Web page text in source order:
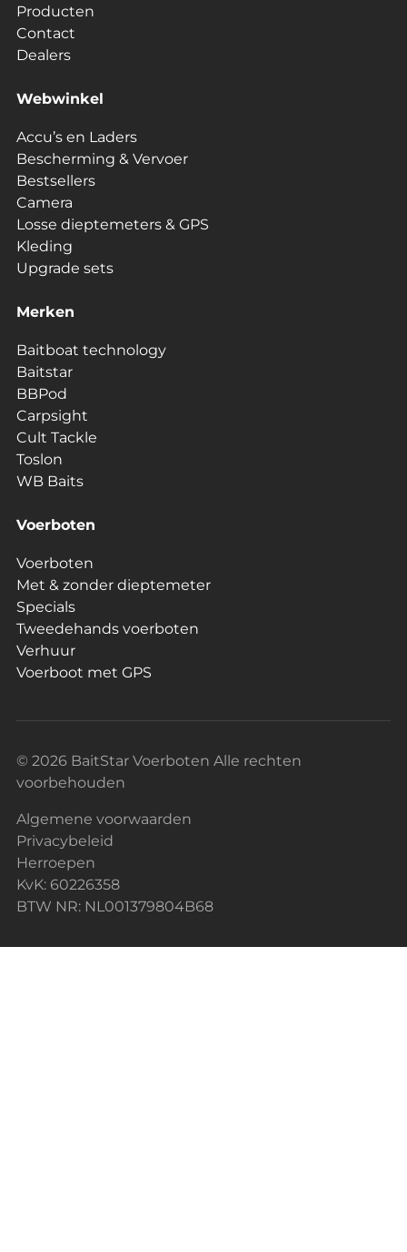
Producten
Contact
Dealers
Webwinkel
Accu’s en Laders
Bescherming & Vervoer
Bestsellers
Camera
Losse dieptemeters & GPS
Kleding
Upgrade sets
Merken
Baitboat technology
Baitstar
BBPod
Carpsight
Cult Tackle
Toslon
WB Baits
Voerboten
Voerboten
Met & zonder dieptemeter
Specials
Tweedehands voerboten
Verhuur
Voerboot met GPS
© 2026 BaitStar Voerboten Alle rechten
voorbehouden
Algemene voorwaarden
Privacybeleid
Herroepen
KvK: 60226358
BTW NR: NL001379804B68